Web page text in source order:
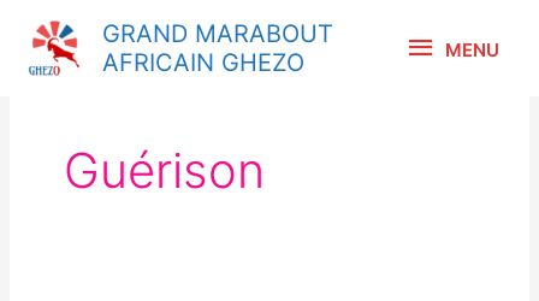
contenu
GRAND MARABOUT
AFRICAIN GHEZO
MENU
Guérison